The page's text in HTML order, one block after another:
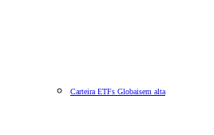
Carteira ETFs Globaisem alta